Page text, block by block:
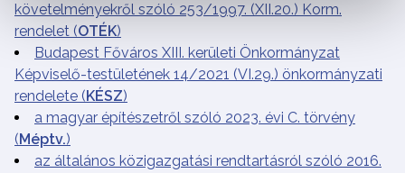
követelményekről szóló 253/1997. (XII.20.) Korm.
rendelet (OTÉK)
Budapest Főváros XIII. kerületi Önkormányzat
Képviselő-testületének 14/2021 (VI.29.) önkormányzati
rendelete (KÉSZ)
a magyar építészetről szóló 2023. évi C. törvény
(Méptv.)
az általános közigazgatási rendtartásról szóló 2016.